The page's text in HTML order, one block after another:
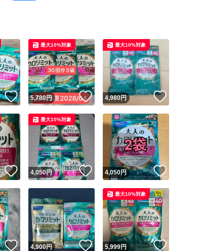
いいね！
5,780円 いいね！
最大10%対象
4,980円
最大10%対象
いいね！
4,050円 いいね！
最大10%対象
4,050円 いいね！
いいね！
4,900円 いいね！
5,999円
最大10%対象